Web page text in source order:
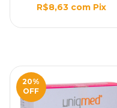
R$8,63 com Pix
20%
OFF